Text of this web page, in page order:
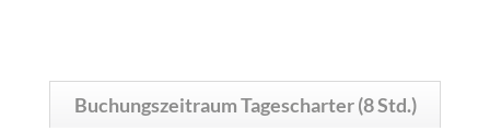
BuchungszeitraumTagescharter (8 Std.)